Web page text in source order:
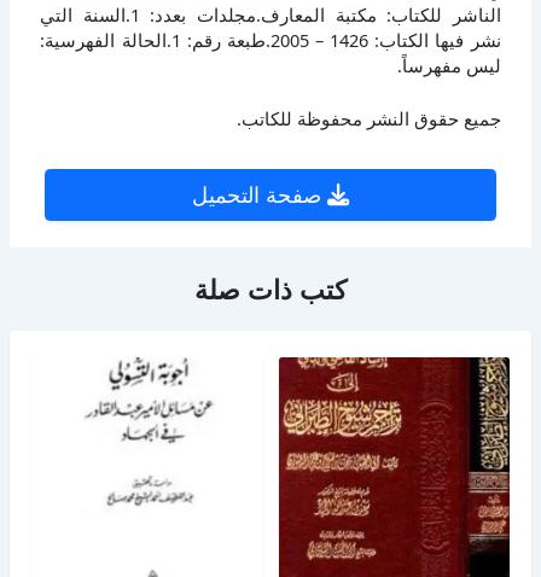
الناشر للكتاب: مكتبة المعارف.مجلدات بعدد: 1.السنة التي
نشر فيها الكتاب: 1426 – 2005.طبعة رقم: 1.الحالة الفهرسية:
ليس مفهرساً.
جميع حقوق النشر محفوظة للكاتب.
صفحة التحميل
كتب ذات صلة